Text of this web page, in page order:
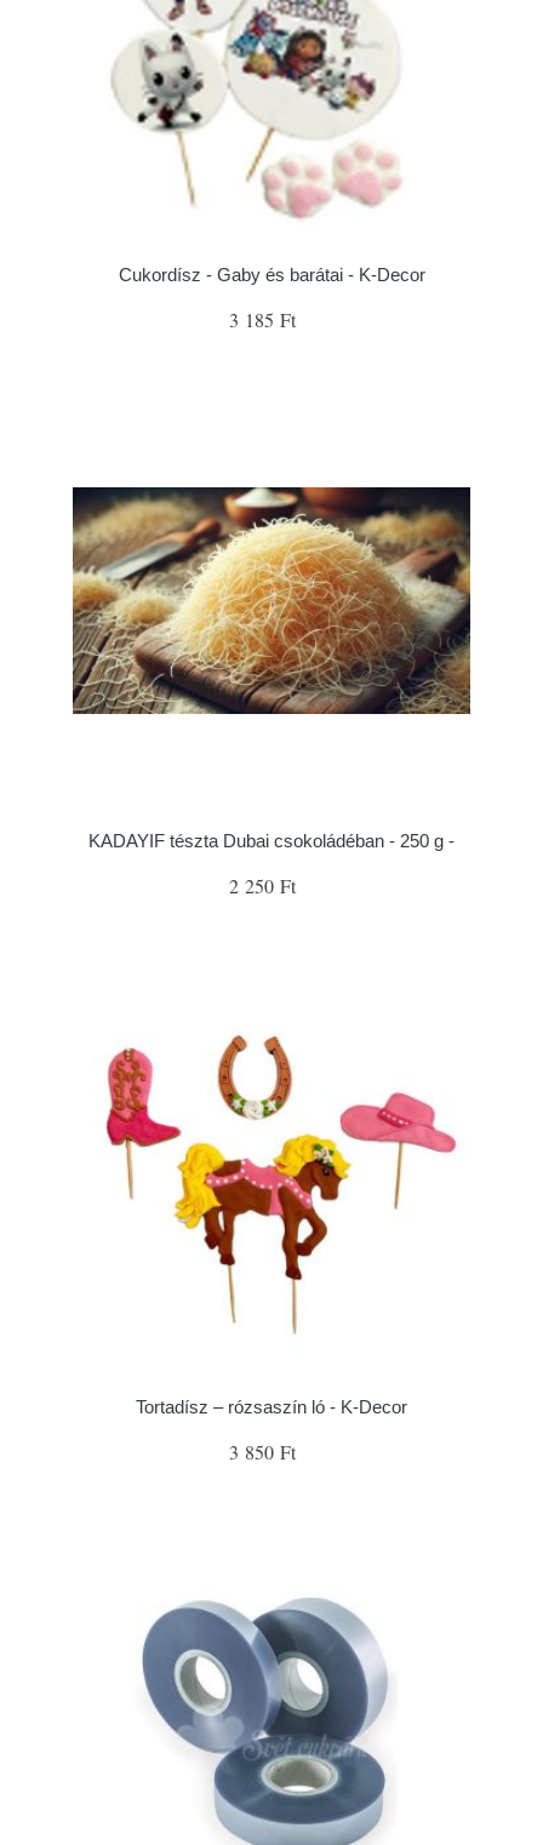
Cukordísz - Gaby és barátai - K-Decor
3 185 Ft
KADAYIF tészta Dubai csokoládéban - 250 g -
2 250 Ft
Tortadísz – rózsaszín ló - K-Decor
3 850 Ft